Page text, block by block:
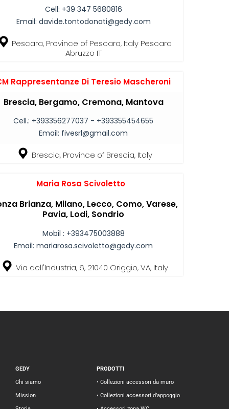
Cell: +39 347 5680816
Email: davide.tontodonati@gedy.com
Pescara, Province of Pescara, Italy Pescara
Abruzzo IT
Rappresentanze Di Teresio Mascheroni
Brescia, Bergamo, Cremona, Mantova
Cell.: +393356277037 - +393355454655
Email: fivesrl@gmail.com
Brescia, Province of Brescia, Italy
Maria Rosa Scivoletto
Brianza, Milano, Lecco, Como, Varese,
Pavia, Lodi, Sondrio
Mobil : +393475003888
Email:mariarosa.scivoletto@gedy.com
Via dell'Industria, 6, 21040 Origgio, VA, Italy
GEDY
Chi siamo
Mission
PRODOTTI
• Collezioni accessori da muro
• Collezioni accessori d’appoggio